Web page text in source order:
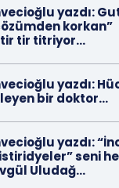
yazdı:
korkan”
tir titriyor…
yazdı:
bir doktor…
yazdı:
seni
Uludağ…